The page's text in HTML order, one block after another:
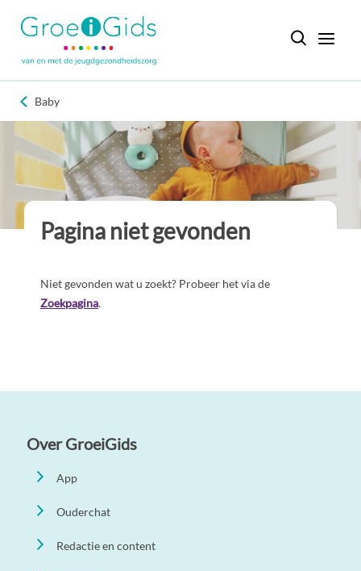
Baby
Pagina niet gevonden
Niet gevonden wat u zoekt? Probeer het via de
Zoekpagina.
Over GroeiGids
App
Ouderchat
Redactie en content